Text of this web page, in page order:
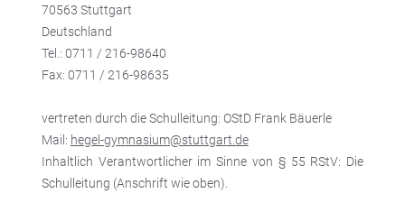
70563 Stuttgart
Deutschland
Tel.: 0711 / 216-98640
Fax: 0711 / 216-98635
vertreten durch die Schulleitung: OStD Frank Bäuerle
Mail: hegel-gymnasium@stuttgart.de
Inhaltlich Verantwortlicher im Sinne von § 55 RStV: Die
Schulleitung (Anschrift wie oben).